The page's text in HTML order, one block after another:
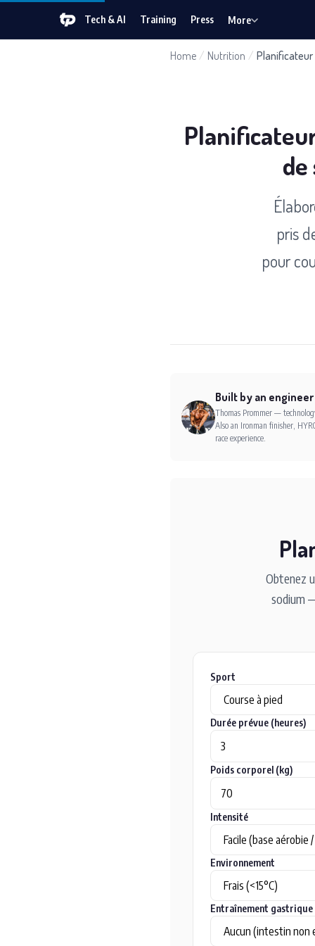
Tech & AI Training Press More
Home / Nutrition /
pris
pour
Built by an
Thomas Prommer —
Also an Ironman finisher,
race experience.
Obtenez
sodium
Sport
Durée prévue (heures)
Poids corporel (kg)
Intensité
Environnement
Entraînement gastrique